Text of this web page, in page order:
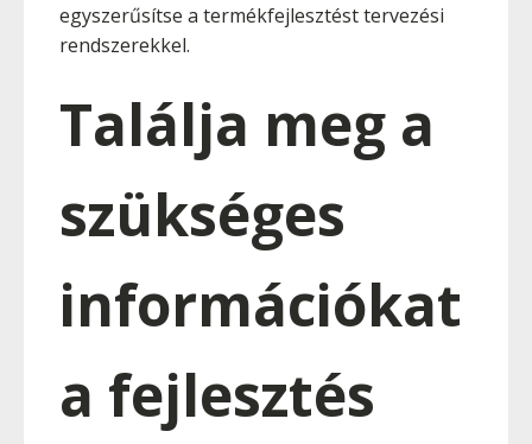
egyszerűsítse a termékfejlesztést tervezési
rendszerekkel.
Találja meg a
szükséges
információkat
a fejlesztés